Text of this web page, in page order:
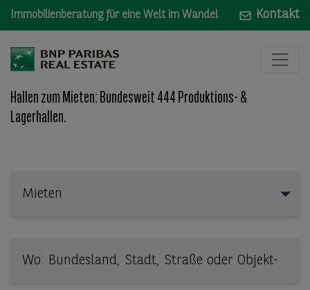
Immobilienberatung für eine Welt im Wandel Kontakt
Hallen zum Mieten: Bundesweit 444 Produktions- &
Lagerhallen.
Mieten